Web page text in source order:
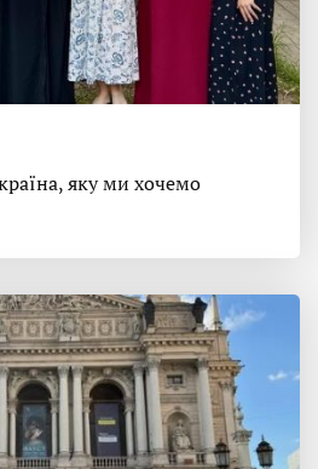
яку ми хочемо